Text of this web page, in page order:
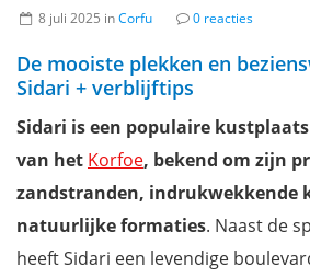
8 juli 2025 inCorfu 0 reacties
De mooiste plekken en
Sidari + verblijftips
Sidari is een populaire
van het Korfoe, bekend om zijn
zandstranden, indrukwekkende
natuurlijke formaties. Naast de
heeft Sidari een levendige